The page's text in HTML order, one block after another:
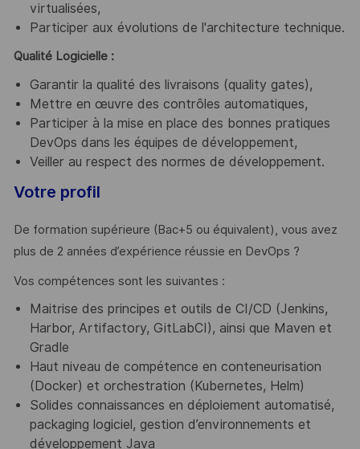
virtualisées,
Participer aux évolutions de l'architecture technique.
Qualité Logicielle :
Garantir la qualité des livraisons (quality gates),
Mettre en œuvre des contrôles automatiques,
Participer à la mise en place des bonnes pratiques
DevOps dans les équipes de développement,
Veiller au respect des normes de développement.
Votre profil
De formation supérieure (Bac+5 ou équivalent), vous avez
plus de 2 années d’expérience réussie en DevOps ?
Vos compétences sont les suivantes :
Maitrise des principes et outils de CI/CD (Jenkins,
Harbor, Artifactory, GitLabCI), ainsi que Maven et
Gradle
Haut niveau de compétence en conteneurisation
(Docker) et orchestration (Kubernetes, Helm)
Solides connaissances en déploiement automatisé,
packaging logiciel, gestion d’environnements et
développement Java